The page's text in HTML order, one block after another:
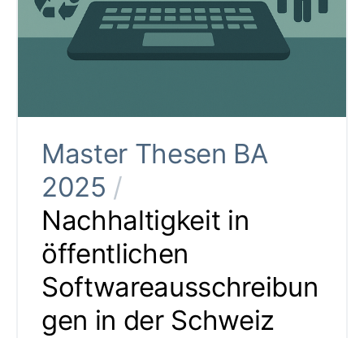
Master Thesen BA
2025 /
Nachhaltigkeit in
öffentlichen
Softwareausschreibun
gen in der Schweiz